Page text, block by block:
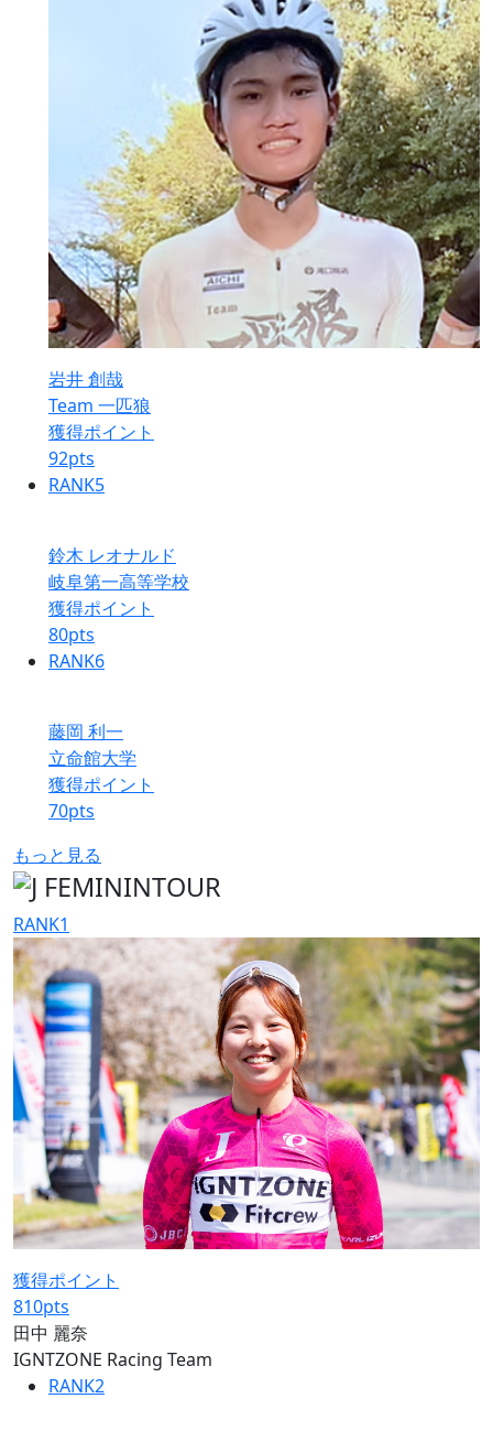
岩井 創哉
Team 一匹狼
獲得ポイント
92pts
RANK5
鈴木 レオナルド
岐阜第一高等学校
獲得ポイント
80pts
RANK6
藤岡 利一
立命館大学
獲得ポイント
70pts
もっと見る
RANK1
獲得ポイント
810pts
田中 麗奈
IGNTZONE Racing Team
RANK2